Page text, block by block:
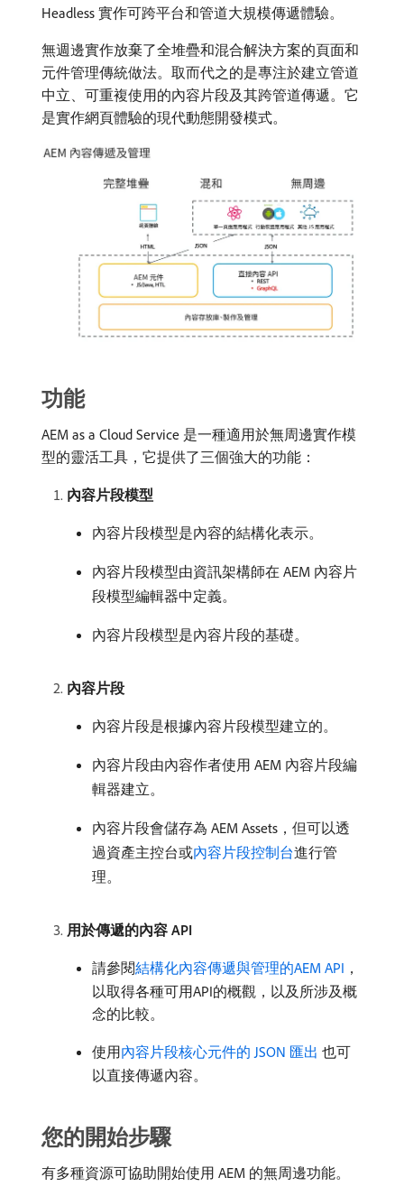
Headless 實作可跨平台和管道大規模傳遞體驗。
無週邊實作放棄了全堆疊和混合解決方案的頁面和
元件管理傳統做法。取而代之的是專注於建立管道
中立、可重複使用的內容片段及其跨管道傳遞。它
是實作網頁體驗的現代動態開發模式。
功能
AEM as a Cloud Service 是一種適用於無周邊實作模
型的靈活工具，它提供了三個強大的功能：
內容片段模型
內容片段模型是內容的結構化表示。
內容片段模型由資訊架構師在 AEM 內容片
段模型編輯器中定義。
內容片段模型是內容片段的基礎。
內容片段
內容片段是根據內容片段模型建立的。
內容片段由內容作者使用 AEM 內容片段編
輯器建立。
內容片段會儲存為 AEM Assets，但可以透
過資產主控台或內容片段控制台進行管
理。
用於傳遞的內容 API
請參閱結構化內容傳遞與管理的AEM API ，
以取得各種可用API的概觀，以及所涉及概
念的比較。
使用內容片段核心元件的 JSON 匯出 也可
以直接傳遞內容。
您的開始步驟
有多種資源可協助開始使用 AEM 的無周邊功能。